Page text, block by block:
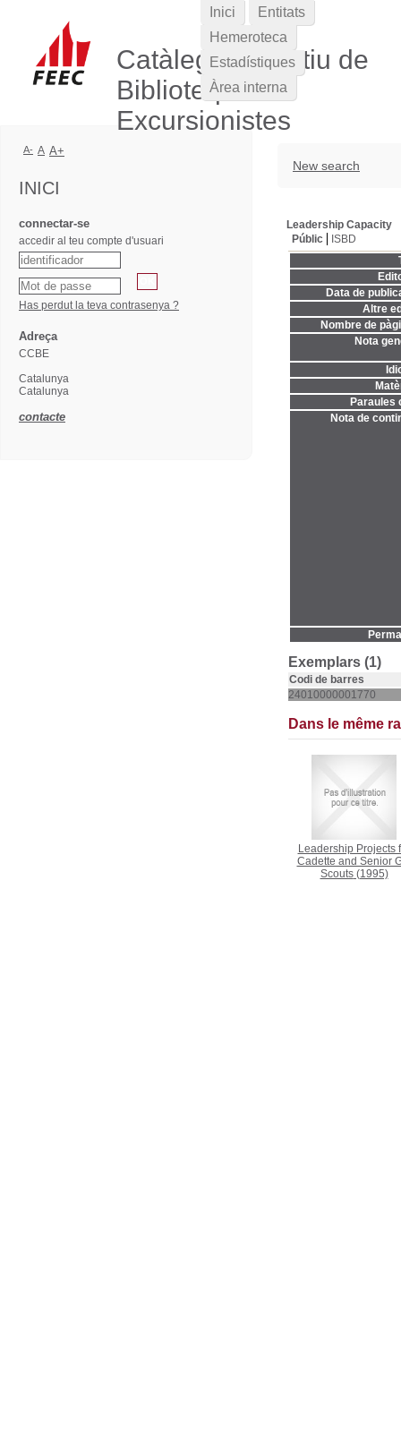
Catàleg Col·lectiu de
Biblioteques
Excursionistes
New search
Leadership Capacity
Públic
ISBD
Data de
Altre
Nombre de
Nota
Paraules
Nota de
Exemplars (1)
Codi de barres
24010000001770
Dans le même
Leadership Projects
Cadette and Senior
Scouts(1995)
Inici
Entitats
Hemeroteca
Estadístiques
Àrea interna
A- A A+
INICI
connectar-se
accedir al teu compte d'usuari
Has perdut la teva contrasenya ?
Adreça
CCBE
Catalunya
Catalunya
contacte